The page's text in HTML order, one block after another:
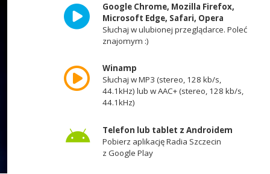
Google Chrome, Mozilla Firefox,
Microsoft Edge, Safari, Opera
Słuchaj w ulubionej przeglądarce. Poleć
znajomym :)
Winamp
Słuchaj w MP3 (stereo, 128 kb/s,
44.1kHz) lub w AAC+ (stereo, 128 kb/s,
44.1kHz)
Telefon lub tablet z Androidem
Pobierz aplikację Radia Szczecin
z Google Play